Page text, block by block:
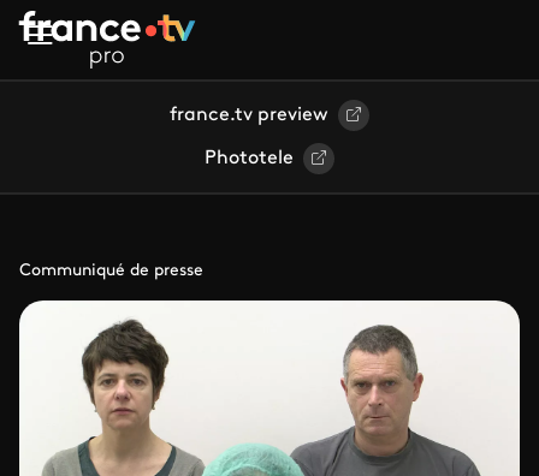
Aller au contenu principal
france.tv preview
Phototele
Communiqué de presse